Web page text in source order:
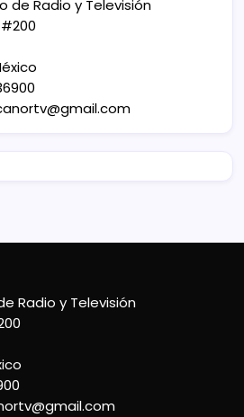
de Radio y Televisión
Radio y Televisión